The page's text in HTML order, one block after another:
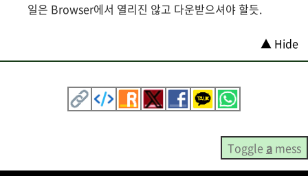
일은 Browser에서 열리진 않고 다운받으셔야 할듯.
▲ Hide
Toggle a mess